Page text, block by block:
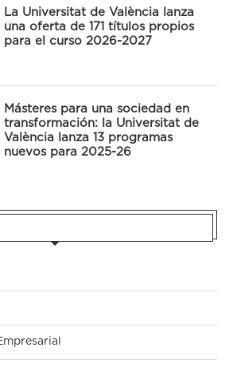
La Universitat de València lanza
una oferta de 171 títulos propios
para el curso 2026-2027
Másteres para una sociedad en
transformación: la Universitat de
València lanza 13 programas
nuevos para 2025-26